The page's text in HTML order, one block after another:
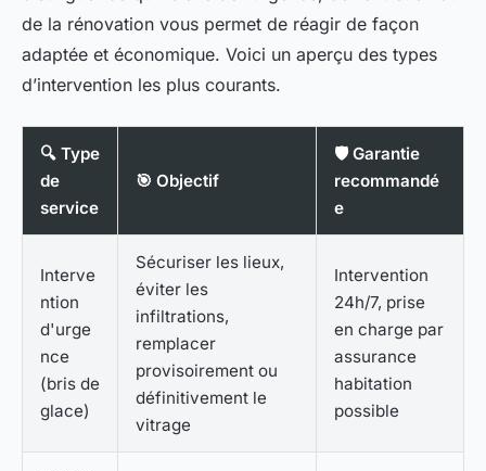
de la rénovation vous permet de réagir de façon
adaptée et économique. Voici un aperçu des types
d’intervention les plus courants.
🔍 Type
de
service
🎯 Objectif
🛡️ Garantie
recommandé
e
Interve
ntion
d'urge
nce
(bris de
glace)
Sécuriser les lieux,
éviter les
infiltrations,
remplacer
provisoirement ou
définitivement le
vitrage
Intervention
24h/7, prise
en charge par
assurance
habitation
possible